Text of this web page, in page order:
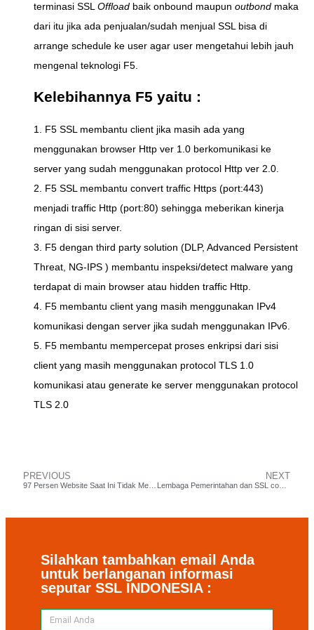
terminasi SSL Offload baik onbound maupun outbond maka
dari itu jika ada penjualan/sudah menjual SSL bisa di
arrange schedule ke user agar user mengetahui lebih jauh
mengenal teknologi F5.
Kelebihannya F5 yaitu :
1. F5 SSL membantu client jika masih ada yang
menggunakan browser Http ver 1.0 berkomunikasi ke
server yang sudah menggunakan protocol Http ver 2.0.
2. F5 SSL membantu convert traffic Https (port:443)
menjadi traffic Http (port:80) sehingga meberikan kinerja
ringan di sisi server.
3. F5 dengan third party solution (DLP, Advanced Persistent
Threat, NG-IPS ) membantu inspeksi/detect malware yang
terdapat di main browser atau hidden traffic Http.
4. F5 membantu client yang masih menggunakan IPv4
komunikasi dengan server jika sudah menggunakan IPv6.
5. F5 membantu mempercepat proses enkripsi dari sisi
client yang masih menggunakan protocol TLS 1.0
komunikasi atau generate ke server menggunakan protocol
TLS 2.0
PREVIOUS NEXT
Lembaga Pemerintahan dan SSL comodo. Ada apa?
Silahkan tambahkan email Anda
untuk berlanganan informasi
seputar SSL INDONESIA :